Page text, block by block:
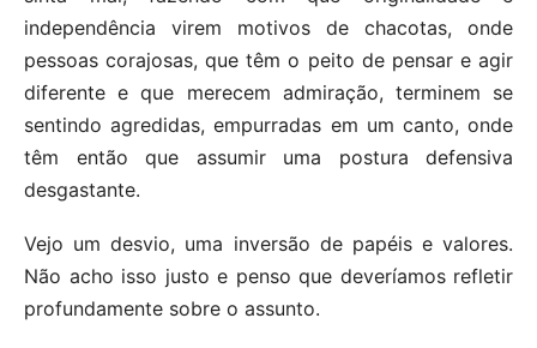
independência virem motivos de chacotas, onde
pessoas corajosas, que têm o peito de pensar e agir
diferente e que merecem admiração, terminem se
sentindo agredidas, empurradas em um canto, onde
têm então que assumir uma postura defensiva
desgastante.
Vejo um desvio, uma inversão de papéis e valores.
Não acho isso justo e penso que deveríamos refletir
profundamente sobre o assunto.